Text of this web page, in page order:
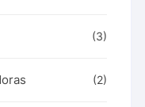
(3)
(2)